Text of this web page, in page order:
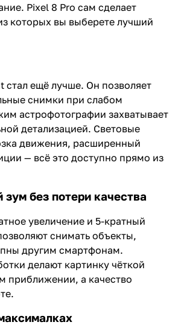
Pixel 8 Pro сам сделает
которых вы выберете лучший
ещё лучше. Он позволяет
снимки при слабом
астрофотографии захватывает
детализацией. Световые
движения, расширенный
— всё это доступно прямо из
без потери качества
увеличение и 5-кратный
снимать объекты,
другим смартфонам.
делают картинку чёткой
приближении, а качество